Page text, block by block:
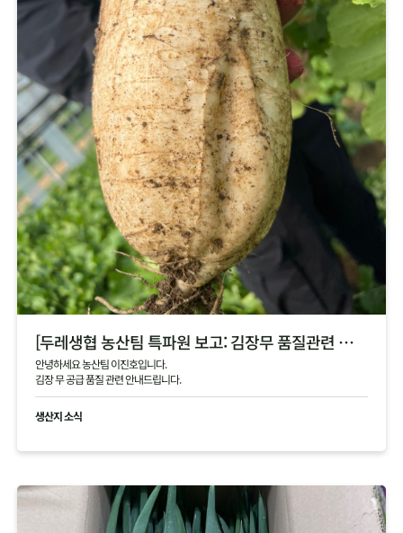
[두레생협 농산팀 특파원 보고: 김장무 품질관련 안내]
안녕하세요 농산팀 이진호입니다.
김장 무 공급 품질 관련 안내드립니다.
생산지 소식